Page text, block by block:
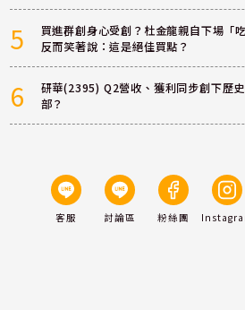
5
買進群創身心受創？杜金龍親自下場「
反而笑著說：這是絕佳買點？
6
研華(2395) Q2營收、獲利同步創下歷
部？
客服 討論區 粉絲團